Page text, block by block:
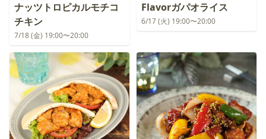
ナッツトロピカルモチコ
チキン
7/18 (金) 19:00〜20:00
Flavorガパオライス
6/17 (火) 19:00〜20:00